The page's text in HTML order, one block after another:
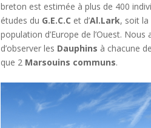
breton est estimée à plus de 400
études du G.E.C.C et d’Al.Lark, soit
population d’Europe de l’Ouest. Nous
d’observer les Dauphins à chacune
que 2 Marsouins communs.